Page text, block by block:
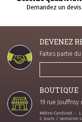
DEVENEZ
Faites partie
BOUTIQUE
19 rue Jouffroy
Métro Cardinet -
2 jours / semaine